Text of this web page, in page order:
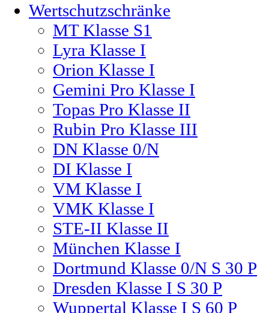
Wertschutzschränke
MT Klasse S1
Lyra Klasse I
Orion Klasse I
Gemini Pro Klasse I
Topas Pro Klasse II
Rubin Pro Klasse III
DN Klasse 0/N
DI Klasse I
VM Klasse I
VMK Klasse I
STE-II Klasse II
München Klasse I
Dortmund Klasse 0/N S 30 P
Dresden Klasse I S 30 P
Wuppertal Klasse I S 60 P